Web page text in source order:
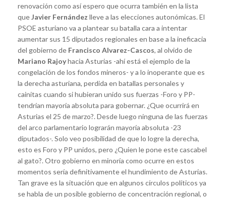
renovación como así espero que ocurra también en la lista
queJavier Fernández lleve a las elecciones autonómicas. El
PSOE asturiano va a plantear su batalla cara a intentar
aumentar sus 15 diputados regionales en base a la ineficacia
del gobierno de Francisco Alvarez-Cascos, al olvido de
Mariano Rajoyhacia Asturias -ahí está el ejemplo de la
congelación de los fondos mineros- y a lo inoperante que es
la derecha asturiana, perdida en batallas personales y
cainitas cuando si hubieran unido sus fuerzas -Foro y PP-
tendrían mayoría absoluta para gobernar. ¿Que ocurrirá en
Asturias el 25 de marzo?. Desde luego ninguna de las fuerzas
del arco parlamentario lograrán mayoría absoluta -23
diputados-. Solo veo posibilidad de que lo logre la derecha,
esto es Foro y PP unidos, pero ¿Quien le pone este cascabel
al gato?. Otro gobierno en minoría como ocurre en estos
momentos sería definitivamente el hundimiento de Asturias.
Tan grave es la situación que en algunos círculos políticos ya
se habla de un posible gobierno de concentración regional, o